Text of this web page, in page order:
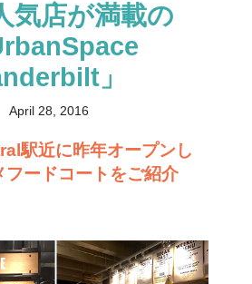
気店が満載の
」
April 28, 2016
駅近に昨年オープンし
フードコートをご紹介